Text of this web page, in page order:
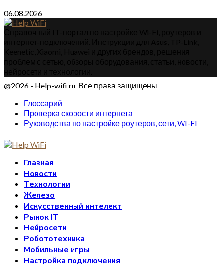
06.08.2026
@2026 - Help-wifi.ru. Все права защищены.
Глоссарий
Проверка скорости интернета
Руководства по настройке роутеров, сети, WI-FI
Главная
Новости
Технологии
Железо
Искусственный интелект
Рынок IT
Нейросети
Робототехника
Мобильные игры
Настройка подключения